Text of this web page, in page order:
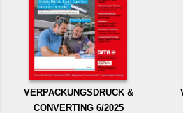
VERPACKUNGSDRUCK &
CONVERTING 6/2025